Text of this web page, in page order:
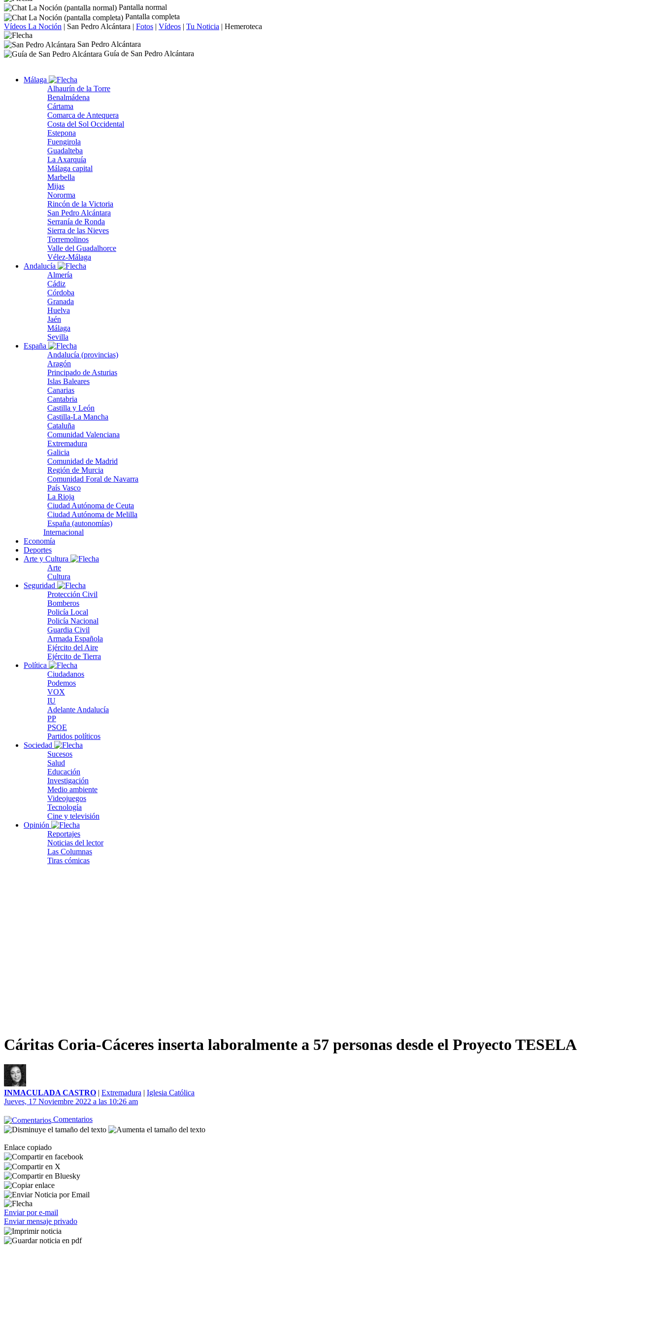
Pantalla normal
Pantalla completa
Vídeos La Noción | San Pedro Alcántara | Fotos | Vídeos | Tu Noticia | Hemeroteca
San Pedro Alcántara
Guía de San Pedro Alcántara
Málaga
Alhaurín de la Torre
Benalmádena
Cártama
Comarca de Antequera
Costa del Sol Occidental
Estepona
Fuengirola
Guadalteba
La Axarquía
Málaga capital
Marbella
Mijas
Nororma
Rincón de la Victoria
San Pedro Alcántara
Serranía de Ronda
Sierra de las Nieves
Torremolinos
Valle del Guadalhorce
Vélez-Málaga
Andalucía
Almería
Cádiz
Córdoba
Granada
Huelva
Jaén
Málaga
Sevilla
España
Andalucía (provincias)
Aragón
Principado de Asturias
Islas Baleares
Canarias
Cantabria
Castilla y León
Castilla-La Mancha
Cataluña
Comunidad Valenciana
Extremadura
Galicia
Comunidad de Madrid
Región de Murcia
Comunidad Foral de Navarra
País Vasco
La Rioja
Ciudad Autónoma de Ceuta
Ciudad Autónoma de Melilla
España (autonomías)
Internacional
Economía
Deportes
Arte y Cultura
Arte
Cultura
Seguridad
Protección Civil
Bomberos
Policía Local
Policía Nacional
Guardia Civil
Armada Española
Ejército del Aire
Ejército de Tierra
Política
Ciudadanos
Podemos
VOX
IU
Adelante Andalucía
PP
PSOE
Partidos políticos
Sociedad
Sucesos
Salud
Educación
Investigación
Medio ambiente
Videojuegos
Tecnología
Cine y televisión
Opinión
Reportajes
Noticias del lector
Las Columnas
Tiras cómicas
Cáritas Coria-Cáceres inserta laboralmente a 57 personas desde el Proyecto TESELA
INMACULADA CASTRO | Extremadura | Iglesia Católica
Jueves, 17 Noviembre 2022 a las 10:26 am
Comentarios
Enlace copiado
Enviar por e-mail
Enviar mensaje privado